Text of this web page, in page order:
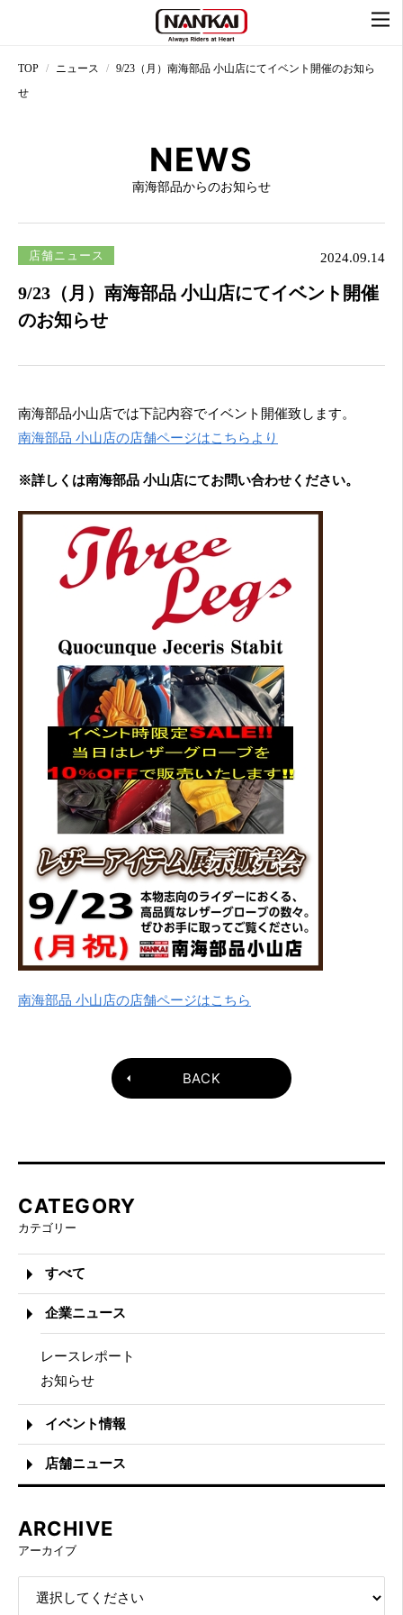
TOP ニュース
9/23（月）南海部品 小山店にてイベント開催のお知ら
せ
NEWS
南海部品からのお知らせ
店舗ニュース 2024.09.14
9/23（月）南海部品 小山店にてイベント開催
のお知らせ
南海部品小山店では下記内容でイベント開催致します。
南海部品 小山店の店舗ページはこちらより
※詳しくは南海部品 小山店にてお問い合わせください。
南海部品 小山店の店舗ページはこちら
BACK
CATEGORY
カテゴリー
すべて
企業ニュース
レースレポート
お知らせ
イベント情報
店舗ニュース
ARCHIVE
アーカイブ